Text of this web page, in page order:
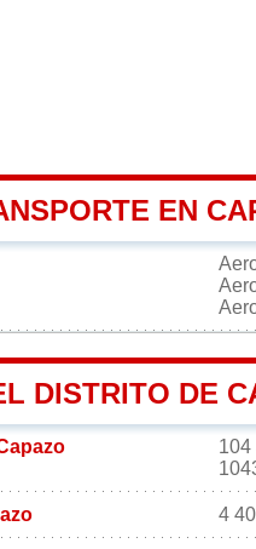
EN
DISTRITO DE
104
4